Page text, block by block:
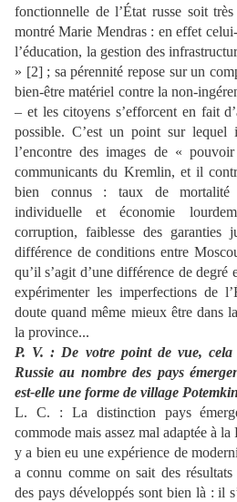
fonctionnelle de l’État russe soit
montré Marie Mendras : en effet
l’éducation, la gestion des
» [2] ; sa pérennité repose sur un
bien-être matériel contre la non-
– et les citoyens s’efforcent en fait
possible. C’est un point sur
l’encontredes images de «
communicants du Kremlin, et il
bien connus : taux de mortalité
individuelle et économie
corruption, faiblesse des garanties
différence de conditions entre
qu’il s’agit d’unedifférence de degré
expérimenter les imperfections de
doute quand même mieux être dans
la province...
P. V. : De votre point de vue,
Russie au nombre des pays
est-elle une forme de village
L. C. : La distinction pays
commode mais assez mal adaptée à
y a bien eu une expérience de
a connu comme on sait des
des pays développés sont bien là : il